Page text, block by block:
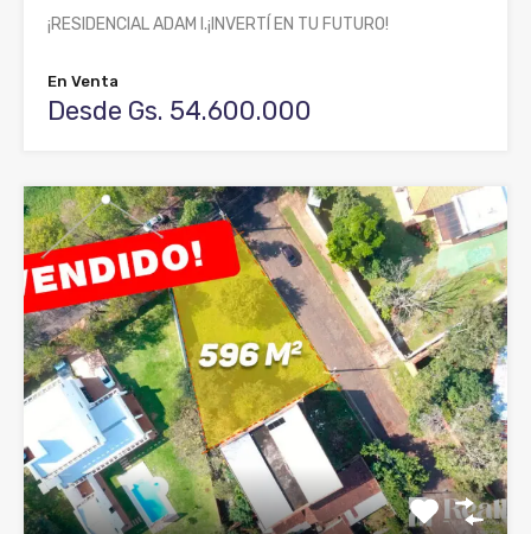
¡RESIDENCIAL ADAM I.¡INVERTÍ EN TU FUTURO!
En Venta
Desde Gs. 54.600.000